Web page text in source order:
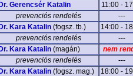
Dr. Gerencsér Katalin
11:00 -
prevenciós rendelés
---
Dr. Kara Katalin (fogsz. tb.)
14:00 -
prevenciós rendelés
---
Dr. Kara Katalin (magán)
nem
prevenciós rendelés
---
Dr. Kara Katalin (fogsz. mag.)
18:00 -